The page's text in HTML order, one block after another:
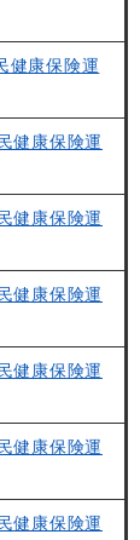
健康保険運
健康保険運
健康保険運
健康保険運
健康保険運
健康保険運
健康保険運